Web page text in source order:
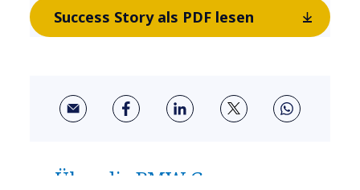
Success Story als PDF lesen
Über die BMW Group